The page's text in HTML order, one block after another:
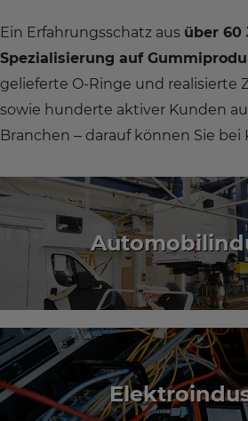
Ein Erfahrungsschatz aus über 60
Spezialisierung auf
gelieferte O-Ringe und realisierte
sowie hunderte aktiver Kunden
Branchen – darauf können Sie bei